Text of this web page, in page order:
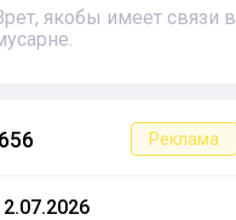
якобы имеет связи в
Реклама